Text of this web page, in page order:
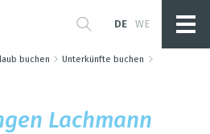
DE WE
buchen
Unterkünfte buchen
Lach­mann